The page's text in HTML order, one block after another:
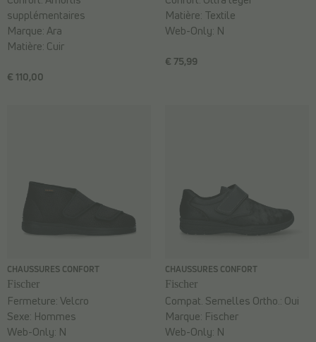
€ 110,00
supplémentaires
Marque:Ara
Matière: Cuir
€ 75,99
Matière: Textile
Web-Only: N
CHAUSSURES CONFORT
Fischer
Fermeture:Velcro
Sexe: Hommes
Web-Only: N
CHAUSSURES CONFORT
Fischer
Compat. Semelles Ortho.: Oui
Marque: Fischer
Web-Only: N